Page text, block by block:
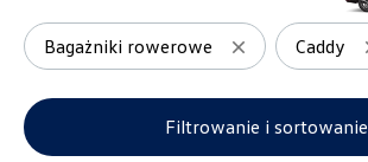
Bagażniki rowerowe Caddy
Kategorie
Bagażniki dachowe
Filtrowanie i sortowanie